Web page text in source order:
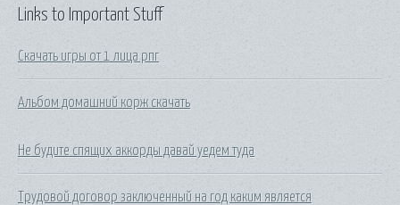
Links to Important Stuff
Скачать игры от 1 лица рпг
Альбом домашний корж скачать
Не будите спящих аккорды давай уедем туда
Трудовой договор заключенный на год каким является